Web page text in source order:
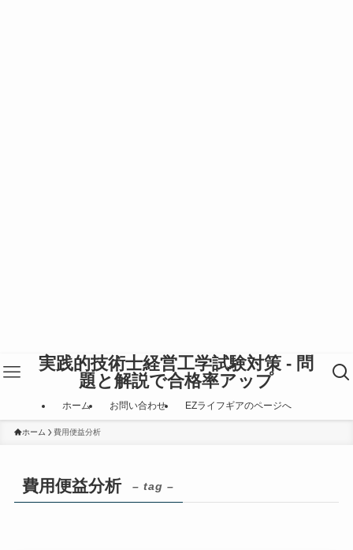
実践的技術士経営工学試験対策 - 問
題と解説で合格率アップ
ホーム お問い合わせ EZライフギアのページへ
ホーム 費用便益分析
費用便益分析 – tag –